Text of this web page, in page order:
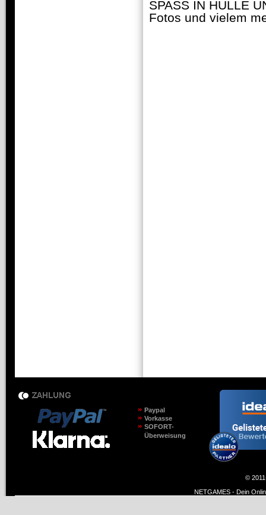
SPASS IN HÜLLE
Fotos und vielem
Paypal
Vorkasse
SOFORT-
Überweisung
©
NETGAMES - Dein